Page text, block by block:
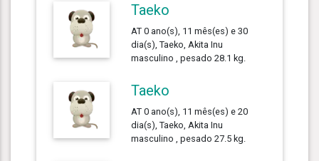
Taeko
AT 0 ano(s), 11 mês(es) e 30
dia(s), Taeko, Akita Inu
masculino , pesado 28.1 kg.
Taeko
AT 0 ano(s), 11 mês(es) e 20
dia(s), Taeko, Akita Inu
masculino , pesado 27.5 kg.